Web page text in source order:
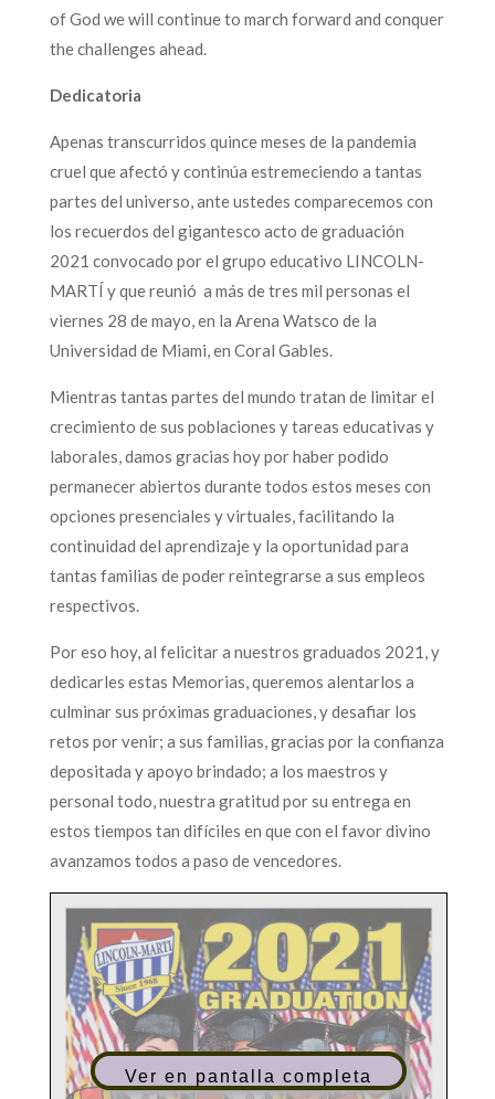
of God we will continue to march forward and conquer
the challenges ahead.
Dedicatoria
Apenas transcurridos quince meses de la pandemia
cruel que afectó y continúa estremeciendo a tantas
partes del universo, ante ustedes comparecemos con
los recuerdos del gigantesco acto de graduación
2021 convocado por el grupo educativo LINCOLN-
MARTÍ y que reunió a más de tres mil personas el
viernes 28 de mayo, en la Arena Watsco de la
Universidad de Miami, en Coral Gables.
Mientras tantas partes del mundo tratan de limitar el
crecimiento de sus poblaciones y tareas educativas y
laborales, damos gracias hoy por haber podido
permanecer abiertos durante todos estos meses con
opciones presenciales y virtuales, facilitando la
continuidad del aprendizaje y la oportunidad para
tantas familias de poder reintegrarse a sus empleos
respectivos.
Por eso hoy, al felicitar a nuestros graduados 2021, y
dedicarles estas Memorias, queremos alentarlos a
culminar sus próximas graduaciones, y desafiar los
retos por venir; a sus familias, gracias por la confianza
depositada y apoyo brindado; a los maestros y
personal todo, nuestra gratitud por su entrega en
estos tiempos tan difíciles en que con el favor divino
avanzamos todos a paso de vencedores.
Ver en pantalla completa